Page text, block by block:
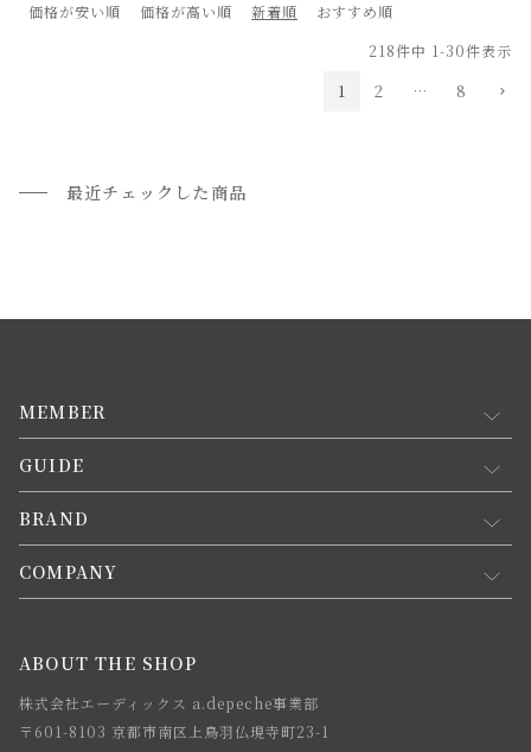
価格が安い順
価格が高い順 新着順
おすすめ順
218件中 1-30件表示
1 2 … 8
最近チェックした商品
MEMBER
マイページ
新規会員登録
会員規約について
GUIDE
お買い物ガイド
会員登録について
お支払方法について
お届けについて
BRAND
コンセプト
webカタログ
COMPANY
店舗一覧
求人情報
ABOUT THE SHOP
株式会社エーディックス a.depeche事業部
〒601-8103 京都市南区上鳥羽仏現寺町23-1